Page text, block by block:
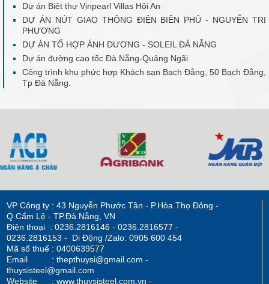
Dự án Biệt thự Vinpearl Villas Hội An
DỰ ÁN NÚT GIAO THÔNG ĐIỆN BIÊN PHỦ - NGUYỄN TRI
PHƯƠNG
DỰ ÁN TỔ HỢP ÁNH DƯƠNG - SOLEIL ĐÀ NẴNG
Dự án đường cao tốc Đà Nẵng-Quảng Ngãi
Công trình khu phức hợp Khách sạn Bạch Đằng, 50 Bạch Đằng,
Tp Đà Nẵng.
VP Công ty : 43 Nguyễn Phước Tần - P.Hòa Thọ Đông -
Q.Cẩm Lệ - TP.Đà Nẵng, VN
Điện thoại : 0236.2816146 - 0236.2816577 -
0236.2816153 - Di Động /Zalo: 0905 600 454
Mã số thuế : 0400639577
Email : thepthuysi@gmail.com -
thuysisteel@gmail.com
Website : www.thuysisteel.com.vn -